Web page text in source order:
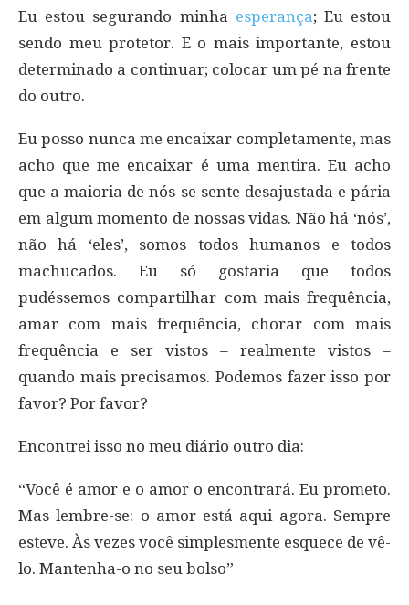
Eu estou segurando minha esperança; Eu estou
sendo meu protetor. E o mais importante, estou
determinado a continuar; colocar um pé na frente
do outro.
Eu posso nunca me encaixar completamente, mas
acho que me encaixar é uma mentira. Eu acho
que a maioria de nós se sente desajustada e pária
em algum momento de nossas vidas. Não há ‘nós’,
não há ‘eles’, somos todos humanos e todos
machucados. Eu só gostaria que todos
pudéssemos compartilhar com mais frequência,
amar com mais frequência, chorar com mais
frequência e ser vistos – realmente vistos –
quando mais precisamos. Podemos fazer isso por
favor? Por favor?
Encontrei isso no meu diário outro dia:
“Você é amor e o amor o encontrará. Eu prometo.
Mas lembre-se: o amor está aqui agora. Sempre
esteve. Às vezes você simplesmente esquece de vê-
lo. Mantenha-o no seu bolso”